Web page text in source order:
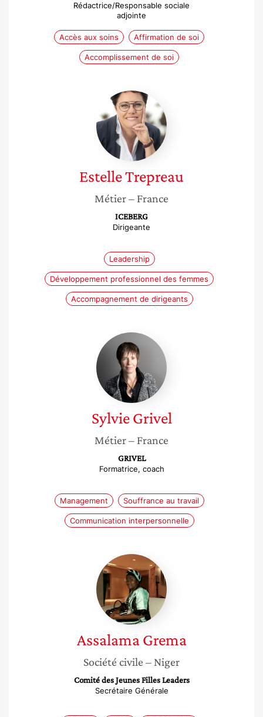
Rédactrice/Responsable sociale
adjointe
Accès aux soins Affirmation de soi
Accomplissement de soi
Estelle
Trepreau
EstelleTrepreau
Métier– France
ICEBERG
Dirigeante
Leadership
Développement professionnel des femmes
Accompagnement de dirigeants
Sylvie
Grivel
Sylvie Grivel
Métier– France
GRIVEL
Formatrice, coach
Management Souffrance au travail
Communication interpersonnelle
Assalama
Grema
Assalama Grema
Société civile – Niger
Comité des Jeunes Filles Leaders
Secrétaire Générale